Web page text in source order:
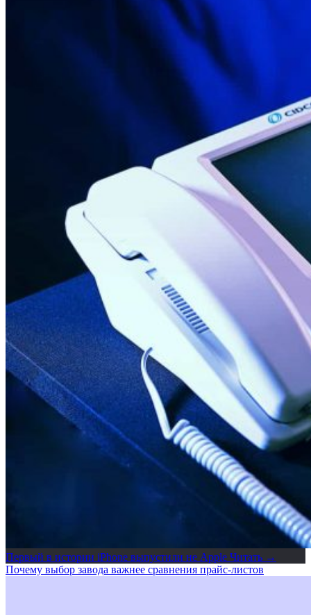
Первый в истории iPhone выпустили не Apple Читать →
Почему выбор завода важнее сравнения прайс-листов